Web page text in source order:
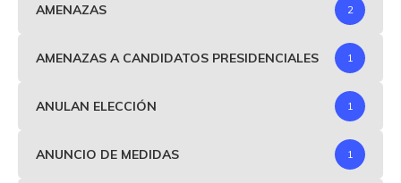
AMENAZAS 2
AMENAZAS A CANDIDATOS PRESIDENCIALES 1
ANULAN ELECCIÓN 1
ANUNCIO DE MEDIDAS 1